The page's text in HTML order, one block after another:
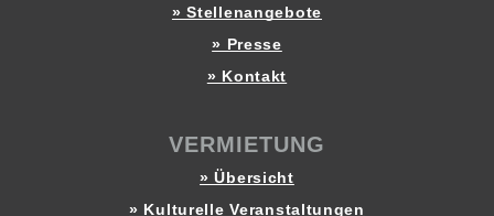
» Stellenangebote
» Presse
» Kontakt
VERMIETUNG
» Übersicht
» Kulturelle Veranstaltungen